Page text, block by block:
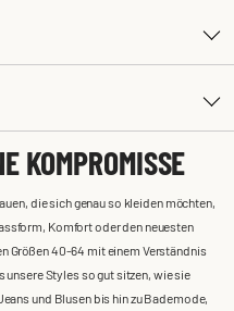
KOMPROMISSE
die sich genau so kleiden möchten,
Komfort oder den neuesten
Größen 40-64 mit einem Verständnis
Styles so gut sitzen, wie sie
und Blusen bis hin zu Bademode,